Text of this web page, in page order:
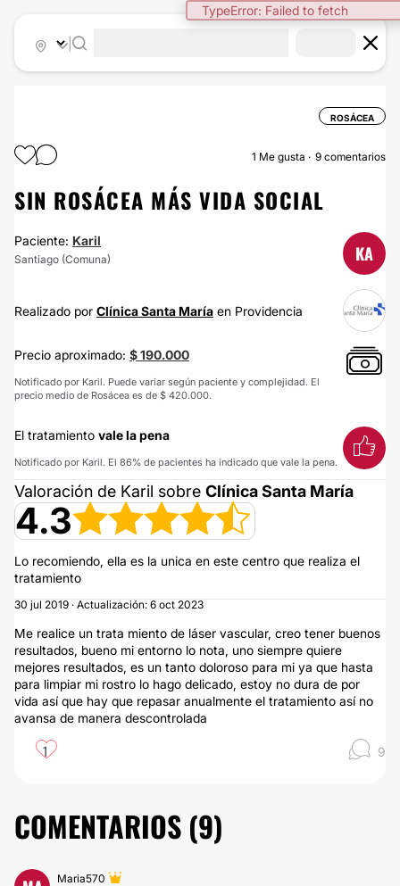
TypeError: Failed to fetch
ROSÁCEA
1 Me gusta 9 comentarios
SIN ROSÁCEA MÁS VIDA SOCIAL
Paciente: Karil
Santiago (Comuna) KA
Realizado por Clínica Santa María en Providencia
Precio aproximado: $ 190.000
Notificado por Karil. Puede variar según paciente y complejidad. El
precio medio de Rosácea es de $ 420.000.
El tratamiento vale la pena
Notificado por Karil. El 86% de pacientes ha indicado que vale la pena.
Valoración de Karil sobre Clínica Santa María
4.3
Lo recomiendo, ella es la unica en este centro que realiza el
tratamiento
30 jul 2019 · Actualización: 6 oct 2023
Me realice un trata miento de láser vascular, creo tener buenos
resultados, bueno mi entorno lo nota, uno siempre quiere
mejores resultados, es un tanto doloroso para mi ya que hasta
para limpiar mi rostro lo hago delicado, estoy no dura de por
vida así que hay que repasar anualmente el tratamiento así no
avansa de manera descontrolada
1 9
COMENTARIOS (9)
Maria570